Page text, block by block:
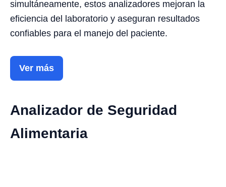
simultáneamente, estos analizadores mejoran la
eficiencia del laboratorio y aseguran resultados
confiables para el manejo del paciente.
Ver más
Analizador de Seguridad
Alimentaria